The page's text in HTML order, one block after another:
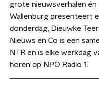
grote nieuwsverhalen én
Wallenburg presenteert
donderdag, Dieuwke
Nieuws en Co is een
NTR en is elke werkdag
horen op NPO Radio 1.